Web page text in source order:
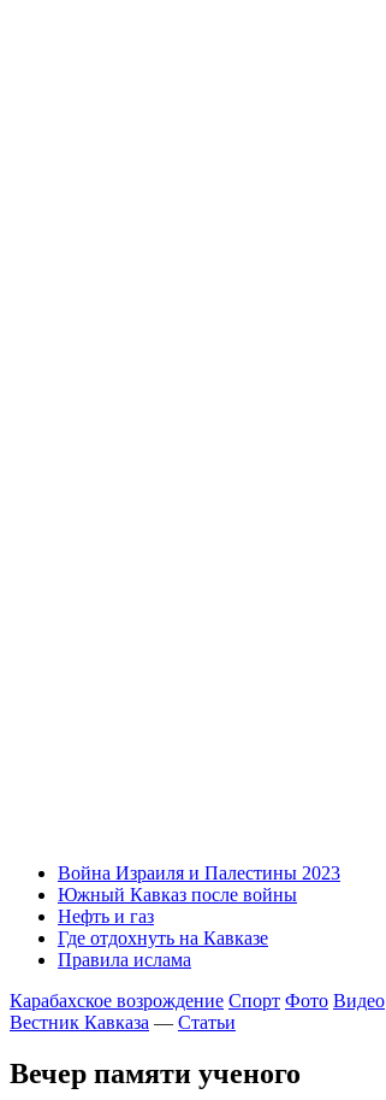
Война Израиля и Палестины 2023
Южный Кавказ после войны
Нефть и газ
Где отдохнуть на Кавказе
Правила ислама
Карабахское возрождение Спорт Фото Видео
Вестник Кавказа — Статьи
Вечер памяти ученого